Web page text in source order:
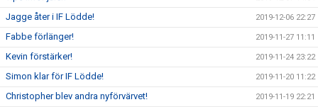
Jagge åter i IF Lödde! 2019-12-06 22:27
Fabbe förlänger! 2019-11-27 11:11
Kevin förstärker! 2019-11-24 23:22
Simon klar för IF Lödde! 2019-11-20 11:22
Christopher blev andra nyförvärvet! 2019-11-19 22:21